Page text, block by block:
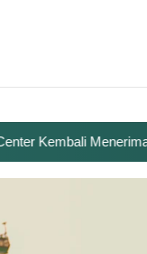
Kembali Menerima